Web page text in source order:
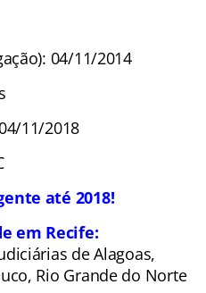
04/11/2014
11/2018
até 2018!
em Recife:
de Alagoas,
Rio Grande do Norte